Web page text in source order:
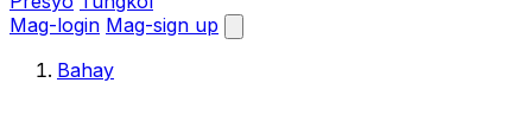
Mag-login Mag-sign up
Bahay